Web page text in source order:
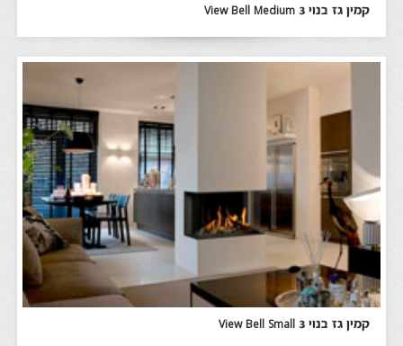
קמין גז בנוי View Bell Medium 3
קמין גז בנוי View Bell Small 3